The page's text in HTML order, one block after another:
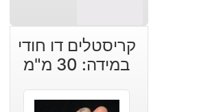
קריסטלים דו חודי
במידה: 30 מ"מ